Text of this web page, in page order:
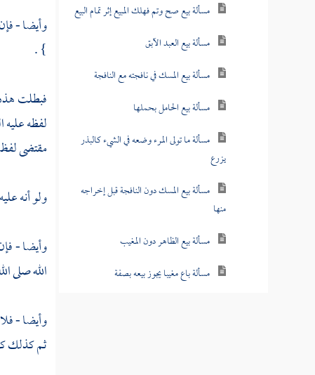
مسألة بيع صح وتم فهلك المبيع إثر تمام البيع
مسألة بيع العبد الآبق
مسألة بيع المسك في نافجته مع النافجة
مسألة بيع الحامل بحملها
مسألة ما تولى المرء وضعه في الشيء كالبذر
يزرع
مسألة بيع المسك دون النافجة قبل إخراجه
منها
مسألة بيع الظاهر دون المغيب
مسألة باع مغيبا يجوز بيعه بصفة
وأيضا -
} .
فبطلت
لفظه
مقتضى
ولو أنه
وأيضا -
الله صلى
وأيضا -
ثم كذلك